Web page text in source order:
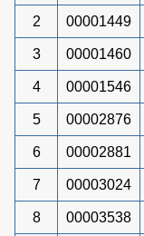
2 00001449
3 00001460
4 00001546
5 00002876
6 00002881
7 00003024
8 00003538